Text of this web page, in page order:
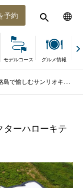
予約
モデルコース グルメ情報
愉しむサンリオキャラクターハローキティ施設の紹介
ターハローキテ